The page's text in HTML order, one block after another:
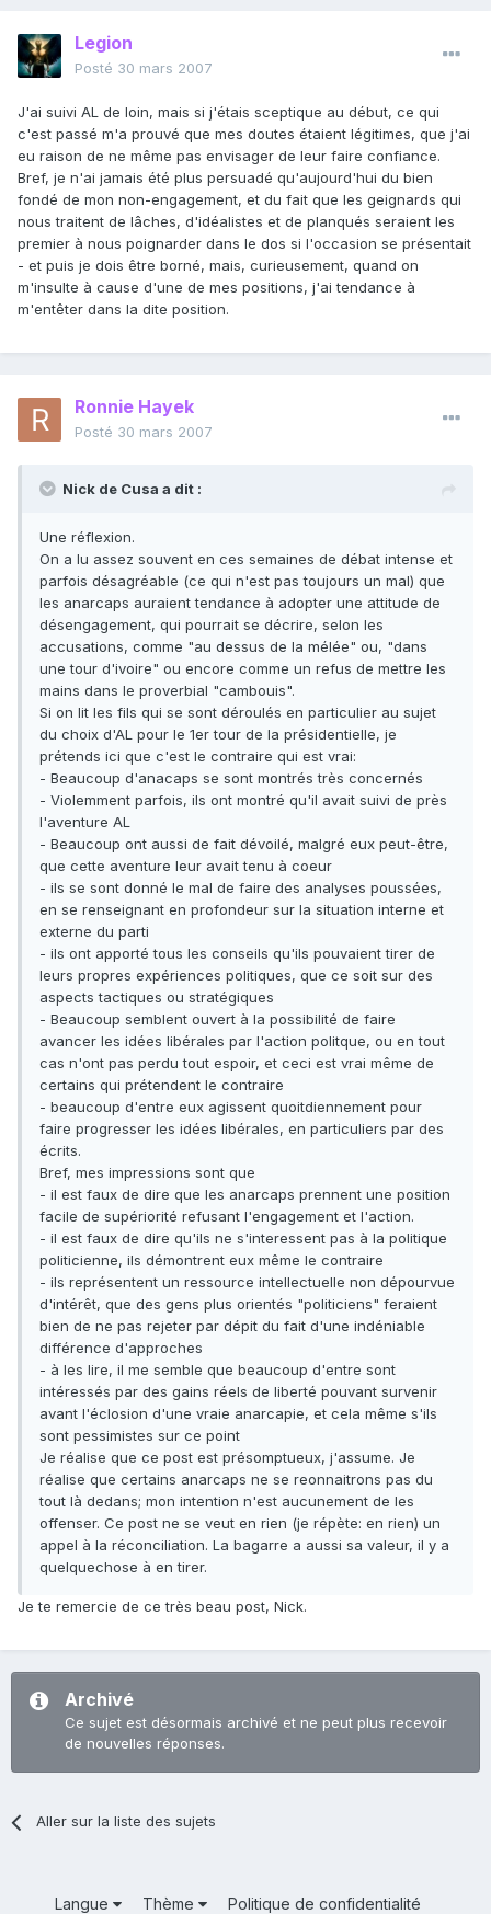
Legion
Posté 30 mars 2007
J'ai suivi AL de loin, mais si j'étais sceptique au début, ce qui
c'est passé m'a prouvé que mes doutes étaient légitimes, que j'ai
eu raison de ne même pas envisager de leur faire confiance.
Bref, je n'ai jamais été plus persuadé qu'aujourd'hui du bien
fondé de mon non-engagement, et du fait que les geignards qui
nous traitent de lâches, d'idéalistes et de planqués seraient les
premier à nous poignarder dans le dos si l'occasion se présentait
- et puis je dois être borné, mais, curieusement, quand on
m'insulte à cause d'une de mes positions, j'ai tendance à
m'entêter dans la dite position.
Ronnie Hayek
Posté 30 mars 2007
Nick de Cusa a dit :
Une réflexion.
On a lu assez souvent en ces semaines de débat intense et
parfois désagréable (ce qui n'est pas toujours un mal) que
les anarcaps auraient tendance à adopter une attitude de
désengagement, qui pourrait se décrire, selon les
accusations, comme "au dessus de la mélée" ou, "dans
une tour d'ivoire" ou encore comme un refus de mettre les
mains dans le proverbial "cambouis".
Si on lit les fils qui se sont déroulés en particulier au sujet
du choix d'AL pour le 1er tour de la présidentielle, je
prétends ici que c'est le contraire qui est vrai:
- Beaucoup d'anacaps se sont montrés très concernés
- Violemment parfois, ils ont montré qu'il avait suivi de près
l'aventure AL
- Beaucoup ont aussi de fait dévoilé, malgré eux peut-être,
que cette aventure leur avait tenu à coeur
- ils se sont donné le mal de faire des analyses poussées,
en se renseignant en profondeur sur la situation interne et
externe du parti
- ils ont apporté tous les conseils qu'ils pouvaient tirer de
leurs propres expériences politiques, que ce soit sur des
aspects tactiques ou stratégiques
- Beaucoup semblent ouvert à la possibilité de faire
avancer les idées libérales par l'action politque, ou en tout
cas n'ont pas perdu tout espoir, et ceci est vrai même de
certains qui prétendent le contraire
- beaucoup d'entre eux agissent quoitdiennement pour
faire progresser les idées libérales, en particuliers par des
écrits.
Bref, mes impressions sont que
- il est faux de dire que les anarcaps prennent une position
facile de supériorité refusant l'engagement et l'action.
- il est faux de dire qu'ils ne s'interessent pas à la politique
politicienne, ils démontrent eux même le contraire
- ils représentent un ressource intellectuelle non dépourvue
d'intérêt, que des gens plus orientés "politiciens" feraient
bien de ne pas rejeter par dépit du fait d'une indéniable
différence d'approches
- à les lire, il me semble que beaucoup d'entre sont
intéressés par des gains réels de liberté pouvant survenir
avant l'éclosion d'une vraie anarcapie, et cela même s'ils
sont pessimistes sur ce point
Je réalise que ce post est présomptueux, j'assume. Je
réalise que certains anarcaps ne se reonnaitrons pas du
tout là dedans; mon intention n'est aucunement de les
offenser. Ce post ne se veut en rien (je répète: en rien) un
appel à la réconciliation. La bagarre a aussi sa valeur, il y a
quelquechose à en tirer.
Je te remercie de ce très beau post, Nick.
Archivé
Ce sujet est désormais archivé et ne peut plus recevoir
de nouvelles réponses.
Aller sur la liste des sujets
Langue Thème Politique de confidentialité